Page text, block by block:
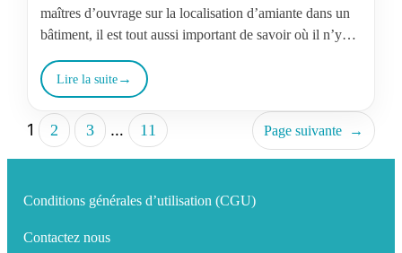
maîtres d’ouvrage sur la localisation d’amiante dans un
bâtiment, il est tout aussi important de savoir où il n’y…
Lire la suite
1 2 3 … 11 Page suivante →
Conditions générales d’utilisation (CGU)
Contactez nous